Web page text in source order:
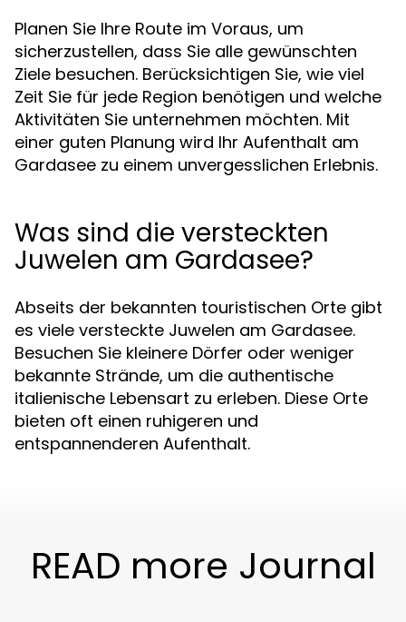
Planen Sie Ihre Route im Voraus, um
sicherzustellen, dass Sie alle gewünschten
Ziele besuchen. Berücksichtigen Sie, wie viel
Zeit Sie für jede Region benötigen und welche
Aktivitäten Sie unternehmen möchten. Mit
einer guten Planung wird Ihr Aufenthalt am
Gardasee zu einem unvergesslichen Erlebnis.
Was sind die versteckten
Juwelen am Gardasee?
Abseits der bekannten touristischen Orte gibt
es viele versteckte Juwelen am Gardasee.
Besuchen Sie kleinere Dörfer oder weniger
bekannte Strände, um die authentische
italienische Lebensart zu erleben. Diese Orte
bieten oft einen ruhigeren und
entspannenderen Aufenthalt.
READ more Journal